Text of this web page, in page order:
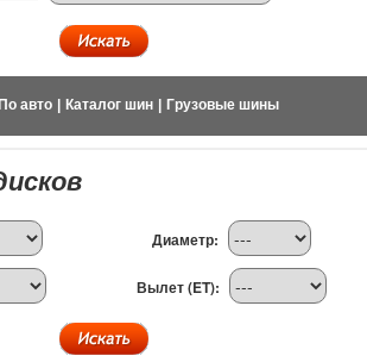
По авто Каталог шин Грузовые шины
Диаметр:
Вылет (ET):